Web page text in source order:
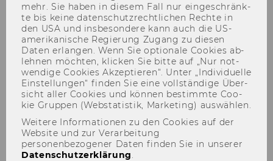
Congrats: Esther Arenas
Arroyo nominated for the 7th
Lindau Meeting on Economic
Sciences
mehr. Sie haben in die­sem Fall nur ein­ge­schränk­
te bis keine da­ten­schutz­recht­li­chen Rech­te in
den USA und ins­be­son­de­re kann auch die US-​
amerikanische Re­gie­rung Zu­gang zu die­sen
Daten er­lan­gen. Wenn Sie op­tio­na­le Coo­kies ab­
leh­nen möch­ten, kli­cken Sie bitte auf „Nur not­
wen­di­ge Coo­kies Ak­zep­tie­ren“. Unter „In­di­vi­du­el­le
Ein­stel­lun­gen“ fin­den Sie eine voll­stän­di­ge Über­
sicht aller Coo­kies und kön­nen be­stimm­te Coo­
kie Grup­pen (Web­sta­tis­tik, Mar­ke­ting) aus­wäh­len.
Weitere Informationen zu den Cookies auf der
Website und zur Verarbeitung
personenbezogener Daten finden Sie in unserer
Datenschutzerklärung